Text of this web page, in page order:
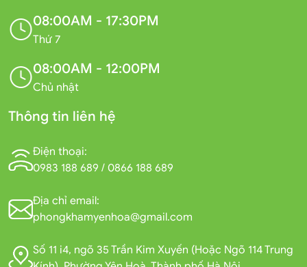
08:00AM - 17:30PM
Thứ 7
08:00AM - 12:00PM
Chủ nhật
Thông tin liên hệ
Điện thoại:
0983 188 689 / 0866 188 689
Địa chỉ email:
phongkhamyenhoa@gmail.com
Số 11 i4, ngõ 35 Trần Kim Xuyến (Hoặc Ngõ 114 Trung